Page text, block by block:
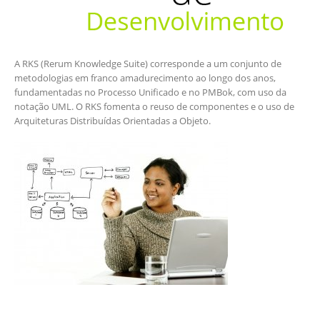
A RKS (Rerum Knowledge Suite) corresponde a um conjunto de
metodologias em franco amadurecimento ao longo dos anos,
fundamentadas no Processo Unificado e no PMBok, com uso da
notação UML. O RKS fomenta o reuso de componentes e o uso de
Arquiteturas Distribuídas Orientadas a Objeto.